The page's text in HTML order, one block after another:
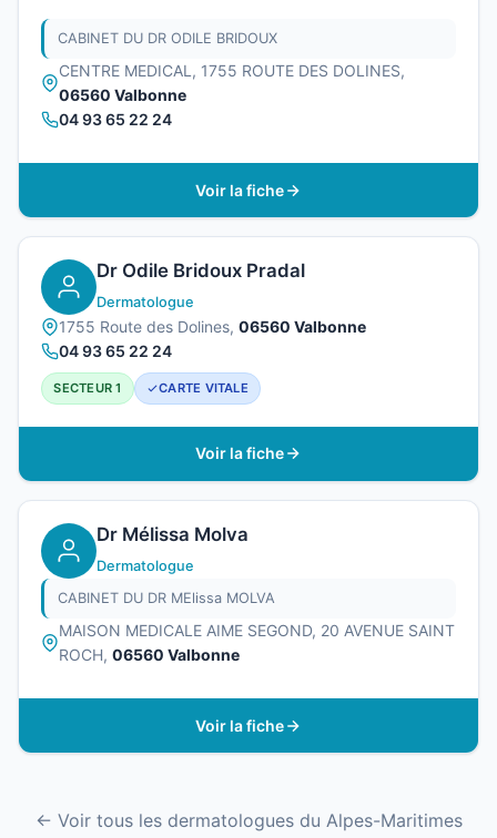
CABINET DU DR ODILE BRIDOUX
CENTRE MEDICAL, 1755 ROUTE DES DOLINES,
06560 Valbonne
04 93 65 22 24
Voir la fiche
Dr Odile Bridoux Pradal
Dermatologue
1755 Route des Dolines, 06560 Valbonne
04 93 65 22 24
SECTEUR 1 CARTE VITALE
Voir la fiche
Dr Mélissa Molva
Dermatologue
CABINET DU DR MElissa MOLVA
MAISON MEDICALE AIME SEGOND, 20 AVENUE SAINT
ROCH, 06560 Valbonne
Voir la fiche
← Voir tous les dermatologues du Alpes-Maritimes